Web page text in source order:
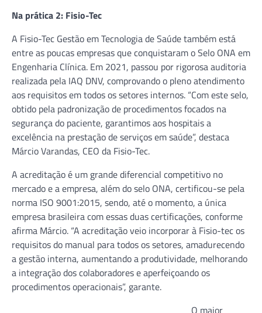
Na prática 2: Fisio-Tec
A Fisio-Tec Gestão em Tecnologia de Saúde também está
entre as poucas empresas que conquistaram o Selo ONA em
Engenharia Clínica. Em 2021, passou por rigorosa auditoria
realizada pela IAQ DNV, comprovando o pleno atendimento
aos requisitos em todos os setores internos. “Com este selo,
obtido pela padronização de procedimentos focados na
segurança do paciente, garantimos aos hospitais a
excelência na prestação de serviços em saúde”, destaca
Márcio Varandas, CEO da Fisio-Tec.
A acreditação é um grande diferencial competitivo no
mercado e a empresa, além do selo ONA, certificou-se pela
norma ISO 9001:2015, sendo, até o momento, a única
empresa brasileira com essas duas certificações, conforme
afirma Márcio. “A acreditação veio incorporar à Fisio-tec os
requisitos do manual para todos os setores, amadurecendo
a gestão interna, aumentando a produtividade, melhorando
a integração dos colaboradores e aperfeiçoando os
procedimentos operacionais”, garante.